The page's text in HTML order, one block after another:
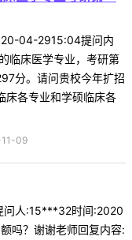
04-2915:04提问内
临床医学专业，考研第
分。请问贵校今年扩招
床各专业和学硕临床各
11-09
问人:15***32时间:2020
吗？谢谢老师回复内容: